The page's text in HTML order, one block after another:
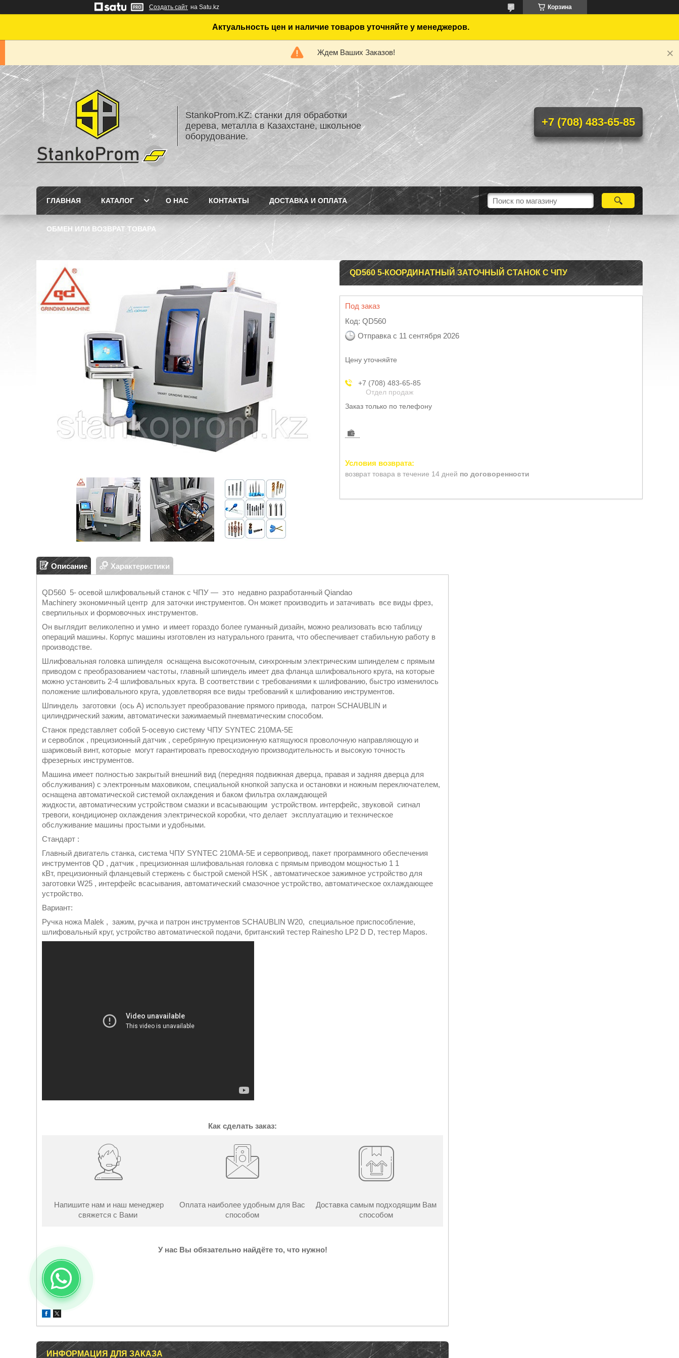
Создать сайт на Satu.kz Корзина
Актуальность цен и наличие товаров уточняйте у менеджеров.
Ждем Ваших Заказов!
StankoProm.KZ: станки для обработки
дерева, металла в Казахстане, школьное
оборудование.
+7 (708) 483-65-85
ГЛАВНАЯ КАТАЛОГ О НАС КОНТАКТЫ ДОСТАВКА И ОПЛАТА
ОБМЕН ИЛИ ВОЗВРАТ ТОВАРА
QD560 5-КООРДИНАТНЫЙ ЗАТОЧНЫЙ СТАНОК С ЧПУ
Под заказ
Код: QD560
Отправка с 11 сентября 2026
Цену уточняйте
+7 (708) 483-65-85
Отдел продаж
Заказ только по телефону
возврат товара в течение 14 дней по договоренности
Описание Характеристики
QD560 5- осевой шлифовальный станок с ЧПУ — это недавно разработанный Qiandao
Machinery экономичный центр для заточки инструментов. Он может производить и затачивать все виды фрез,
сверлильных и формовочных инструментов.
Он выглядит великолепно и умно и имеет гораздо более гуманный дизайн, можно реализовать всю таблицу
операций машины. Корпус машины изготовлен из натурального гранита, что обеспечивает стабильную работу в
производстве.
Шлифовальная головка шпинделя оснащена высокоточным, синхронным электрическим шпинделем с прямым
приводом с преобразованием частоты, главный шпиндель имеет два фланца шлифовального круга, на которые
можно установить 2-4 шлифовальных круга. В соответствии с требованиями к шлифованию, быстро изменилось
положение шлифовального круга, удовлетворяя все виды требований к шлифованию инструментов.
Шпиндель заготовки (ось A) использует преобразование прямого привода, патрон SCHAUBLIN и
цилиндрический зажим, автоматически зажимаемый пневматическим способом.
Станок представляет собой 5-осевую систему ЧПУ SYNTEC 210MA-5E
и сервоблок , прецизионный датчик , серебряную прецизионную катящуюся проволочную направляющую и
шариковый винт, которые могут гарантировать превосходную производительность и высокую точность
фрезерных инструментов.
Машина имеет полностью закрытый внешний вид (передняя подвижная дверца, правая и задняя дверца для
обслуживания) с электронным маховиком, специальной кнопкой запуска и остановки и ножным переключателем,
оснащена автоматической системой охлаждения и баком фильтра охлаждающей
жидкости, автоматическим устройством смазки и всасывающим устройством. интерфейс, звуковой сигнал
тревоги, кондиционер охлаждения электрической коробки, что делает эксплуатацию и техническое
обслуживание машины простыми и удобными.
Стандарт :
Главный двигатель станка, система ЧПУ SYNTEC 210MA-5E и сервопривод, пакет программного обеспечения
инструментов QD , датчик , прецизионная шлифовальная головка с прямым приводом мощностью 1 1
кВт, прецизионный фланцевый стержень с быстрой сменой HSK , автоматическое зажимное устройство для
заготовки W25 , интерфейс всасывания, автоматический смазочное устройство, автоматическое охлаждающее
устройство.
Вариант:
Ручка ножа Malek , зажим, ручка и патрон инструментов SCHAUBLIN W20, специальное приспособление,
шлифовальный круг, устройство автоматической подачи, британский тестер Rainesho LP2 D D, тестер Mapos.
Как сделать заказ:
Напишите нам и наш менеджер
свяжется с Вами
Оплата наиболее удобным для Вас
способом
Доставка самым подходящим Вам
способом
У нас Вы обязательно найдёте то, что нужно!
ИНФОРМАЦИЯ ДЛЯ ЗАКАЗА